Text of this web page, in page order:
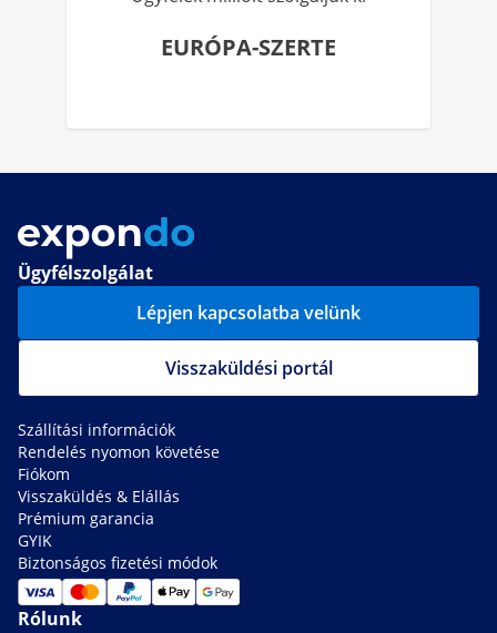
EURÓPA-SZERTE
Ügyfélszolgálat
Lépjen kapcsolatba velünk
Visszaküldési portál
Szállítási információk
Rendelés nyomon követése
Fiókom
Visszaküldés & Elállás
Prémium garancia
GYIK
Biztonságos fizetési módok
Rólunk